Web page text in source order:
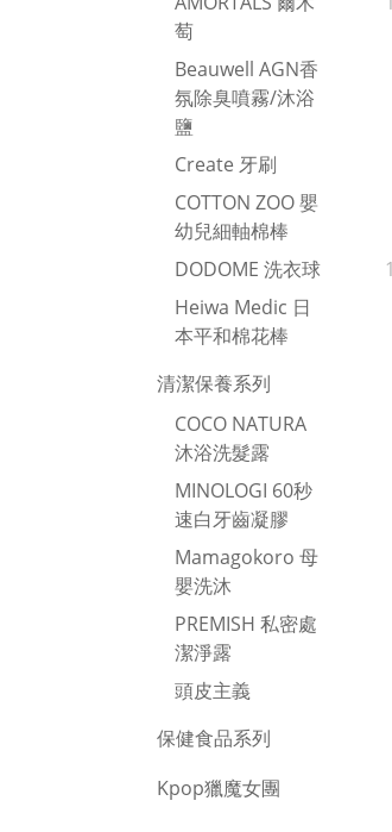
萄
Beauwell AGN香
氛除臭噴霧/沐浴
鹽
Create 牙刷
COTTON ZOO 嬰
幼兒細軸棉棒
DODOME 洗衣球
Heiwa Medic 日
本平和棉花棒
清潔保養系列
COCO NATURA
沐浴洗髮露
MINOLOGI 60秒
速白牙齒凝膠
Mamagokoro 母
嬰洗沐
PREMISH 私密處
潔淨露
頭皮主義
保健食品系列
Kpop獵魔女團